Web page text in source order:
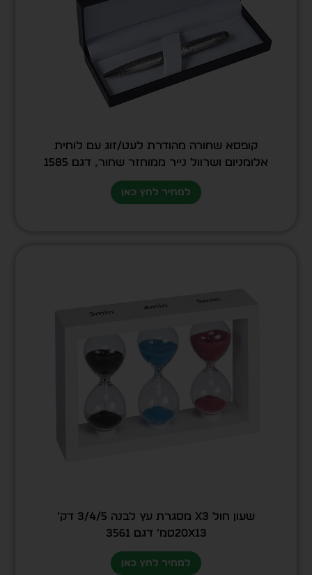
קופסא שחורה מהודרת לעט/זוג עם לוחית
אלומניום ושרוול נייר ממוחזר שחור, דגם 1585
למחיר לחץ כאן
שעון חול X3 מסגרת עץ לבנה 3/4/5 דק’
20X13סמ’ דגם 3561
למחיר לחץ כאן